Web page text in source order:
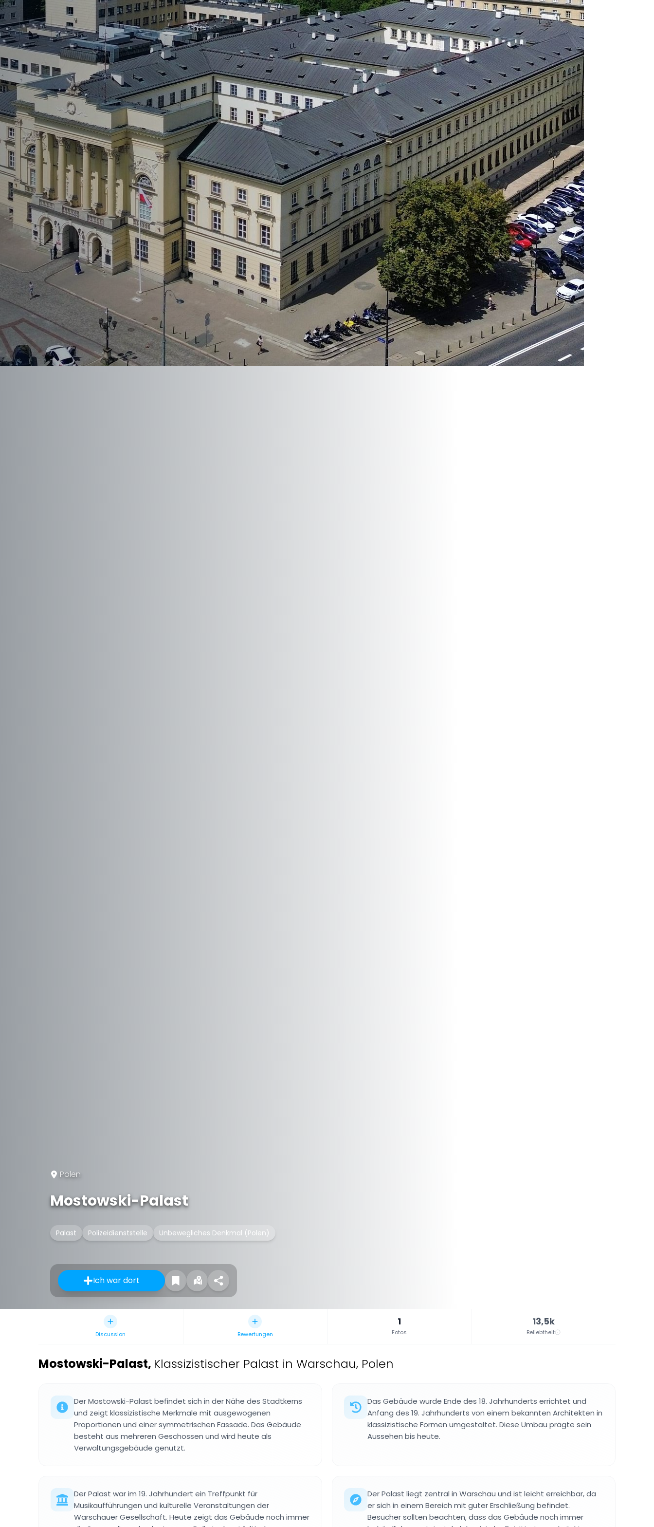
Polen
Mostowski-Palast
Palast Polizeidienststelle Unbewegliches Denkmal (Polen)
Ich war dort
Discussion Bewertungen
1
Fotos
13,5k
Beliebtheit
Mostowski-Palast, Klassizistischer Palast in Warschau, Polen
Der Mostowski-Palast befindet sich in der Nähe des Stadtkerns
und zeigt klassizistische Merkmale mit ausgewogenen
Proportionen und einer symmetrischen Fassade. Das Gebäude
besteht aus mehreren Geschossen und wird heute als
Verwaltungsgebäude genutzt.
Das Gebäude wurde Ende des 18. Jahrhunderts errichtet und
Anfang des 19. Jahrhunderts von einem bekannten Architekten in
klassizistische Formen umgestaltet. Diese Umbau prägte sein
Aussehen bis heute.
Der Palast war im 19. Jahrhundert ein Treffpunkt für
Musikaufführungen und kulturelle Veranstaltungen der
Warschauer Gesellschaft. Heute zeigt das Gebäude noch immer
Der Palast liegt zentral in Warschau und ist leicht erreichbar, da
er sich in einem Bereich mit guter Erschließung befindet.
Besucher sollten beachten, dass das Gebäude noch immer